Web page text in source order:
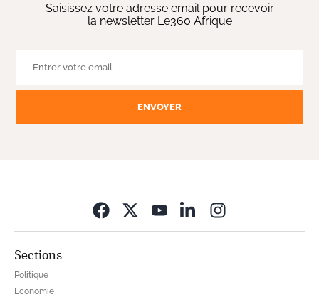
Saisissez votre adresse email pour recevoir
la newsletter Le360 Afrique
ENVOYER
Sections
Politique
Economie